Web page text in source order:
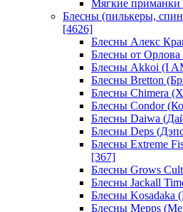
Мягкие приманки
Блесны (пилькеры,
[4626]
Блесны Алекс
Блесны от Орлова
Блесны Akkoi (I
Блесны Bretton
Блесны Chimera
Блесны Condor
Блесны Daiwa
Блесны Deps
Блесны Extreme
[367]
Блесны Grows
Блесны Jackall
Блесны Kosadaka
Блесны Mepps